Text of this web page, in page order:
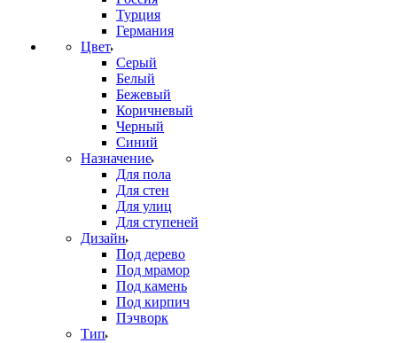
Турция
Германия
Цвет
Серый
Белый
Бежевый
Коричневый
Черный
Синий
Назначение
Для пола
Для стен
Для улиц
Для ступеней
Дизайн
Под дерево
Под мрамор
Под камень
Под кирпич
Пэчворк
Тип